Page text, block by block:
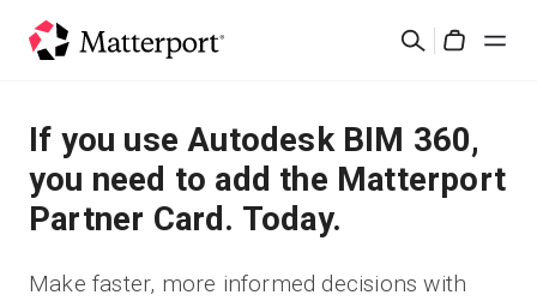
검
솔루션
제품
If you use Autodesk BIM 360,
you need to add the Matterport
Partner Card. Today.
Make faster, more informed decisions with